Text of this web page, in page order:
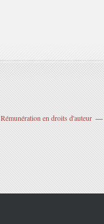
Rémunération en droits d'auteur